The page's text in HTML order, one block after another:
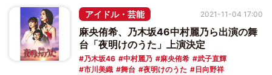
アイドル・芸能
麻央侑希、乃木坂46中村麗乃ら出演の舞
台「夜明けのうた」上演決定
乃木坂46 中村麗乃 麻央侑希
武子直輝
市川美織
舞台 夜明けのうた 日向野祥
2021-11-04 17:00